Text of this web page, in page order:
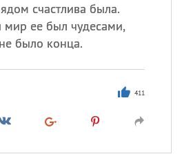
счастлива была.
ее был чудесами,
было конца.
411